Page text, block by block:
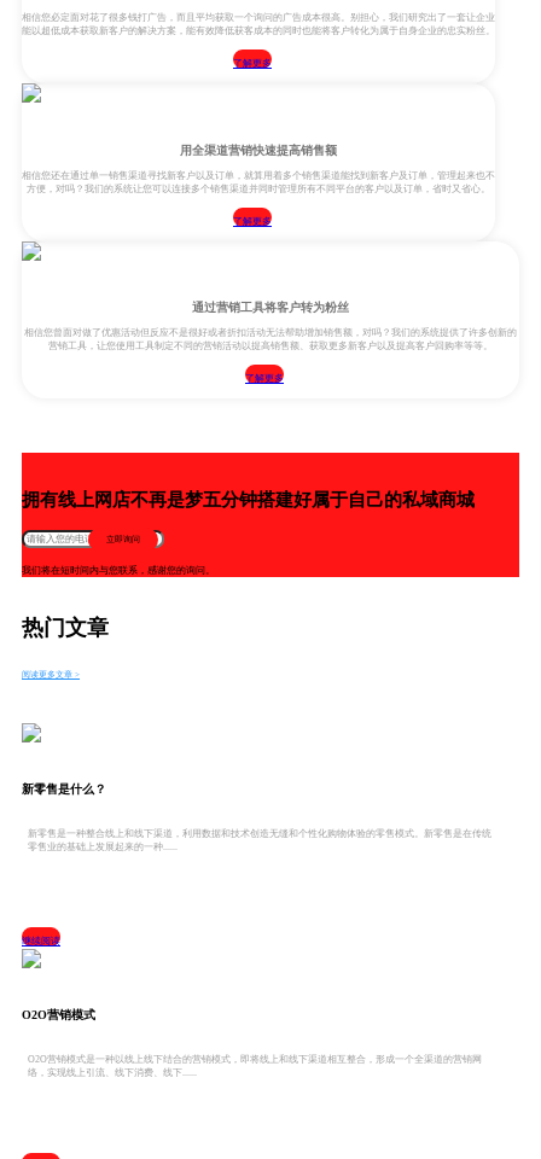
相信您必定面对花了很多钱打广告，而且平均获取一个询问的广告成本很高。别担心，我们研究出了一套让企业
能以超低成本获取新客户的解决方案，能有效降低获客成本的同时也能将客户转化为属于自身企业的忠实粉丝。
了解更多
用全渠道营销快速提高销售额
相信您还在通过单一销售渠道寻找新客户以及订单，就算用着多个销售渠道能找到新客户及订单，管理起来也不
方便，对吗？我们的系统让您可以连接多个销售渠道并同时管理所有不同平台的客户以及订单，省时又省心。
了解更多
通过营销工具将客户转为粉丝
相信您曾面对做了优惠活动但反应不是很好或者折扣活动无法帮助增加销售额，对吗？我们的系统提供了许多创新的
营销工具，让您使用工具制定不同的营销活动以提高销售额、获取更多新客户以及提高客户回购率等等。
了解更多
拥有线上网店不再是梦五分钟搭建好属于自己的私域商城
立即询问
我们将在短时间内与您联系，感谢您的询问。
热门文章
阅读更多文章 >
新零售是什么？
新零售是一种整合线上和线下渠道，利用数据和技术创造无缝和个性化购物体验的零售模式。新零售是在传统
零售业的基础上发展起来的一种......
继续阅读
O2O营销模式
O2O营销模式是一种以线上线下结合的营销模式，即将线上和线下渠道相互整合，形成一个全渠道的营销网
络，实现线上引流、线下消费、线下......